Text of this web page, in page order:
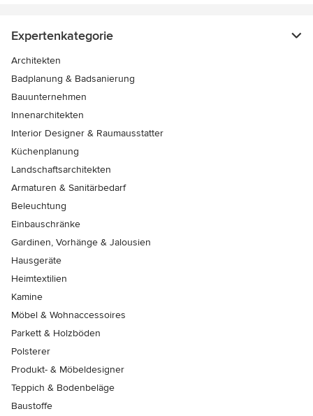
Expertenkategorie
Architekten
Badplanung & Badsanierung
Bauunternehmen
Innenarchitekten
Interior Designer & Raumausstatter
Küchenplanung
Landschaftsarchitekten
Armaturen & Sanitärbedarf
Beleuchtung
Einbauschränke
Gardinen, Vorhänge & Jalousien
Hausgeräte
Heimtextilien
Kamine
Möbel & Wohnaccessoires
Parkett & Holzböden
Polsterer
Produkt- & Möbeldesigner
Teppich & Bodenbeläge
Baustoffe